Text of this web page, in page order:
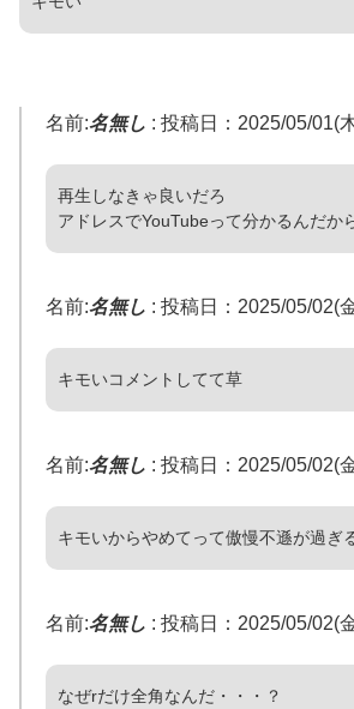
名前:名無し : 投稿日：2025/05/01(
再生しなきゃ良いだろ
アドレスでYouTubeって分かるんだか
名前:名無し : 投稿日：2025/05/02(
キモいコメントしてて草
名前:名無し : 投稿日：2025/05/02(
キモいからやめてって傲慢不遜が過ぎ
名前:名無し : 投稿日：2025/05/02(
なぜrだけ全角なんだ・・・？